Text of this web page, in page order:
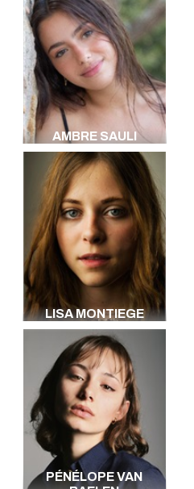
AMBRE SAULI
LISA MONTIEGE
PÉNÉLOPE VAN